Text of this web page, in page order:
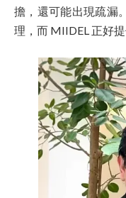
擔，還可能出現疏漏
理，而 MIIDEL 正好提